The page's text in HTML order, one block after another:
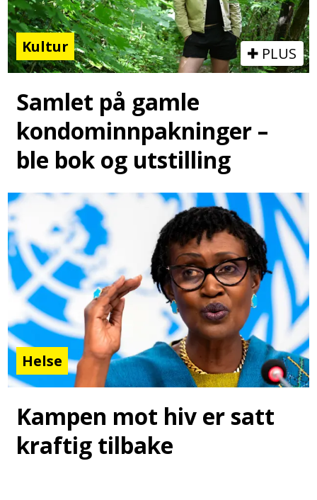
Kultur PLUS
Samlet på gamle
kondominnpakninger –
ble bok og utstilling
Helse
Kampen mot hiv er satt
kraftig tilbake